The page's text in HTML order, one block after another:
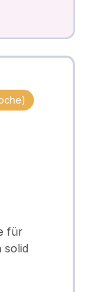
für
solid